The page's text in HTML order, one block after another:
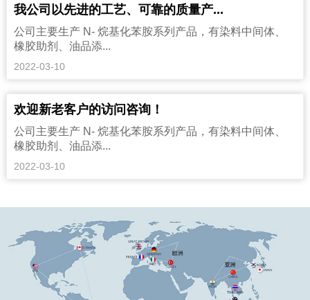
我公司以先进的工艺、可靠的质量产...
公司主要生产 N- 烷基化苯胺系列产品，有染料中间体、
橡胶助剂、油品添...
2022-03-10
欢迎新老客户的访问咨询！
公司主要生产 N- 烷基化苯胺系列产品，有染料中间体、
橡胶助剂、油品添...
2022-03-10